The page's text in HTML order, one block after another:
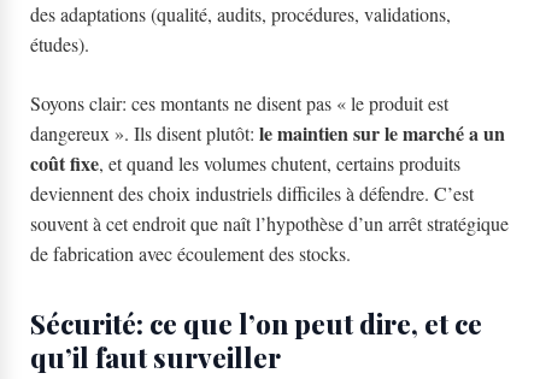
des adaptations (qualité, audits, procédures, validations,
études).
Soyons clair: ces montants ne disent pas « le produit est
dangereux ». Ils disent plutôt: le maintien sur le marché a un
coût fixe, et quand les volumes chutent, certains produits
deviennent des choix industriels difficiles à défendre. C’est
souvent à cet endroit que naît l’hypothèse d’un arrêt stratégique
de fabrication avec écoulement des stocks.
Sécurité: ce que l’on peut dire, et ce
qu’il faut surveiller